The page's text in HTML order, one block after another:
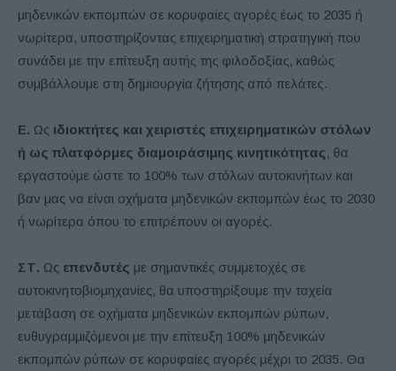
μηδενικών εκπομπών σε κορυφαίες αγορές έως το 2035 ή
νωρίτερα, υποστηρίζοντας επιχειρηματική στρατηγική που
συνάδει με την επίτευξη αυτής της φιλοδοξίας, καθώς
συμβάλλουμε στη δημιουργία ζήτησης από πελάτες.
Ε. Ως ιδιοκτήτες και χειριστές επιχειρηματικών στόλων
ή ως πλατφόρμες διαμοιράσιμης κινητικότητας , θα
εργαστούμε ώστε το 100% των στόλων αυτοκινήτων και
βαν μας να είναι οχήματα μηδενικών εκπομπών έως το 2030
ή νωρίτερα όπου το επιτρέπουν οι αγορές.
ΣΤ. Ως επενδυτές με σημαντικές συμμετοχές σε
αυτοκινητοβιομηχανίες, θα υποστηρίξουμε την ταχεία
μετάβαση σε οχήματα μηδενικών εκπομπών ρύπων,
ευθυγραμμιζόμενοι με την επίτευξη 100% μηδενικών
εκπομπών ρύπων σε κορυφαίες αγορές μέχρι το 2035. Θα